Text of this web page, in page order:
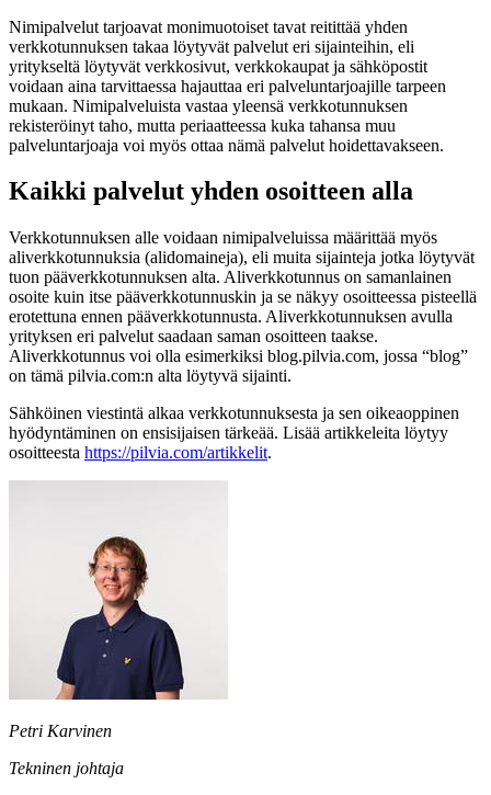
Nimipalvelut tarjoavat monimuotoiset tavat reitittää yhden
verkkotunnuksen takaa löytyvät palvelut eri sijainteihin, eli
yritykseltä löytyvät verkkosivut, verkkokaupat ja sähköpostit
voidaan aina tarvittaessa hajauttaa eri palveluntarjoajille tarpeen
mukaan. Nimipalveluista vastaa yleensä verkkotunnuksen
rekisteröinyt taho, mutta periaatteessa kuka tahansa muu
palveluntarjoaja voi myös ottaa nämä palvelut hoidettavakseen.
Kaikki palvelut yhden osoitteen alla
Verkkotunnuksen alle voidaan nimipalveluissa määrittää myös
aliverkkotunnuksia (alidomaineja), eli muita sijainteja jotka löytyvät
tuon pääverkkotunnuksen alta. Aliverkkotunnus on samanlainen
osoite kuin itse pääverkkotunnuskin ja se näkyy osoitteessa pisteellä
erotettuna ennen pääverkkotunnusta. Aliverkkotunnuksen avulla
yrityksen eri palvelut saadaan saman osoitteen taakse.
Aliverkkotunnus voi olla esimerkiksi blog.pilvia.com, jossa “blog”
on tämä pilvia.com:n alta löytyvä sijainti.
Sähköinen viestintä alkaa verkkotunnuksesta ja sen oikeaoppinen
hyödyntäminen on ensisijaisen tärkeää. Lisää artikkeleita löytyy
osoitteesta https://pilvia.com/artikkelit.
Petri Karvinen
Tekninen johtaja